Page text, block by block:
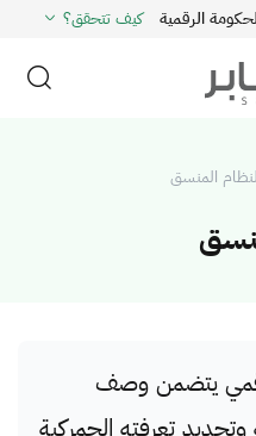
الرقمية كيف تتحقق؟
المنسق
يتضمن وصف
تعرفته الجمركية